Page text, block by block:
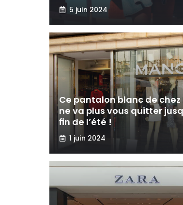
5 juin 2024
Ce pantalon blanc de
ne va plus vous quitter
fin de l’été !
1 juin 2024